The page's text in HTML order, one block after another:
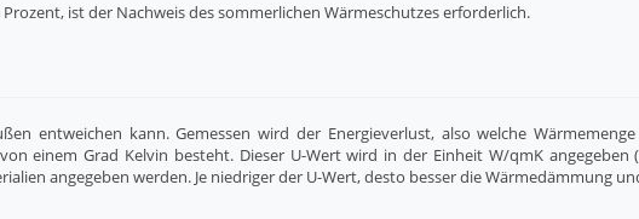
ist der Nachweis des sommerlichen Wärmeschutzes erforderlich.
entweichen kann. Gemessen wird der Energieverlust, also welche
einem Grad Kelvin besteht. Dieser U-Wert wird in der Einheit W/qmK
angegeben werden. Je niedriger der U-Wert, desto besser die Wärmedämmung